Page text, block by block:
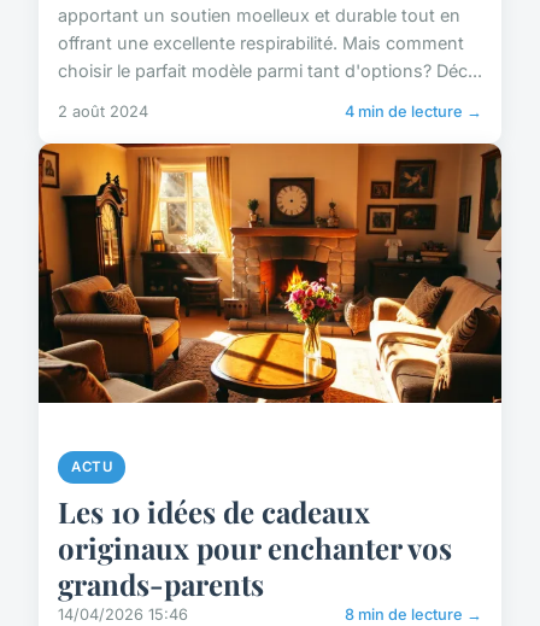
apportant un soutien moelleux et durable tout en
offrant une excellente respirabilité. Mais comment
choisir le parfait modèle parmi tant d'options? Déc...
2 août 2024 4 min de lecture →
ACTU
Les 10 idées de cadeaux
originaux pour enchanter vos
grands-parents
14/04/2026 15:46 8 min de lecture →